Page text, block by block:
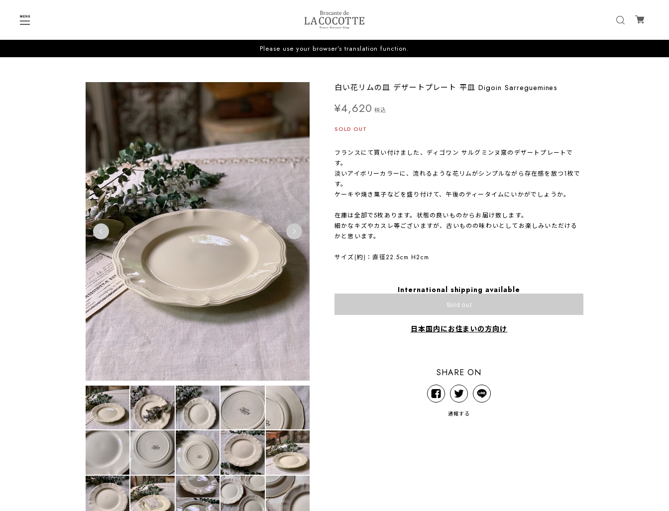
Please use your browser’s translation function.
白い花リムの皿 デザートプレート 平皿 Digoin Sarreguemines
¥4,620 税込
SOLD OUT
フランスにて買い付けました、ディゴワン サルグミンヌ窯のデザートプレートで
す。
淡いアイボリーカラーに、流れるような花リムがシンプルながら存在感を放つ1枚で
す。
ケーキや焼き菓子などを盛り付けて、午後のティータイムにいかがでしょうか。
在庫は全部で5枚あります。状態の良いものからお届け致します。
細かなキズやカスレ等ございますが、古いものの味わいとしてお楽しみいただける
かと思います。
サイズ(約)：直径22.5cm H2cm
International shipping available
Sold out
日本国内にお住まいの方向け
SHARE ON
通報する